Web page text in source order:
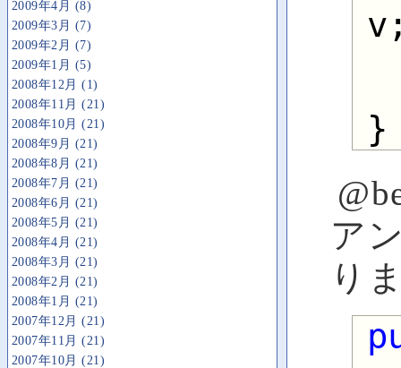
2009年4月 (8)
2009年3月 (7)
2009年2月 (7)
2009年1月 (5)
2008年12月 (1)
2008年11月 (21)
2008年10月 (21)
2008年9月 (21)
2008年8月 (21)
2008年7月 (21)
2008年6月 (21)
2008年5月 (21)
2008年4月 (21)
2008年3月 (21)
2008年2月 (21)
2008年1月 (21)
2007年12月 (21)
2007年11月 (21)
2007年10月 (21)
ア
り